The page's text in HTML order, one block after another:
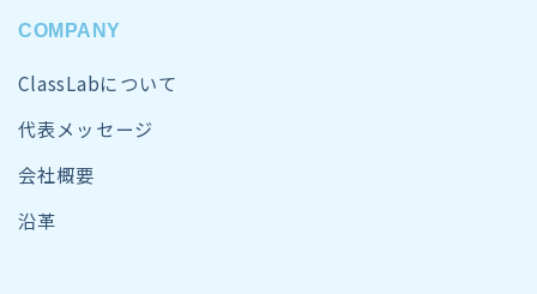
COMPANY
ClassLabについて
代表メッセージ
会社概要
沿革